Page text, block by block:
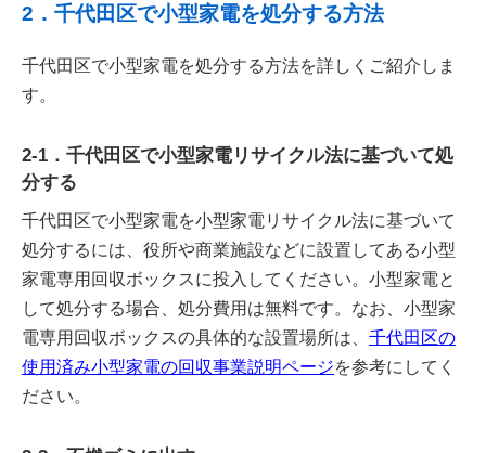
2．千代田区で小型家電を処分する方法
千代田区で小型家電を処分する方法を詳しくご紹介しま
す。
2-1．千代田区で小型家電リサイクル法に基づいて処
分する
千代田区で小型家電を小型家電リサイクル法に基づいて
処分するには、役所や商業施設などに設置してある小型
家電専用回収ボックスに投入してください。小型家電と
して処分する場合、処分費用は無料です。なお、小型家
電専用回収ボックスの具体的な設置場所は、 千代田区の
使用済み小型家電の回収事業説明ページを参考にしてく
ださい。